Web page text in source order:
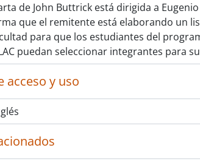
de John Buttrick está dirigida a Eugenio
que el remitente está elaborando un
para que los estudiantes del
puedan seleccionar integrantes para su
acceso y uso